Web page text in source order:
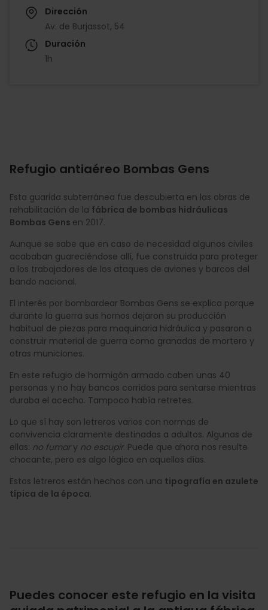
Dirección
Av. de Burjassot, 54
Duración
1h
Refugio antiaéreo Bombas Gens
Esta guarida subterránea fue descubierta en las obras de
rehabilitación de la fábrica de bombas hidráulicas
Bombas Gens en 2017.
Aunque se sabe que en caso de necesidad algunos civiles
acababan guareciéndose allí, fue construida para proteger
a los trabajadores de los ataques de aviones y barcos del
bando nacional.
El interés por bombardear Bombas Gens se explica porque
durante la guerra sus hornos dejaron su producción
habitual de piezas para maquinaria hidráulica y pasaron a
construir material de guerra como granadas de mortero y
otras municiones.
En este refugio de hormigón armado caben unas 40
personas y no hay bancos corridos para sentarse mientras
duraba el acecho. Tampoco había retretes.
Lo que sí hay son letreros varios con normas de
convivencia claramente destinadas a adultos. Algunas de
ellas: no fumar y no escupir. Puede que ahora nos resulte
chocante, pero es algo lógico en aquellos días.
Estos letreros están hechos con una tipografía en azulete
típica de la época.
Puedes conocer este refugio en la visita